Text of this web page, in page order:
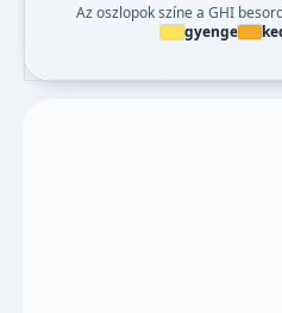
Az oszlopok színe a GHI
gyenge